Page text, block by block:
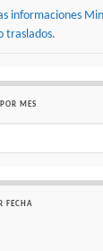
informaciones
traslados.
MES
mes
FECHA